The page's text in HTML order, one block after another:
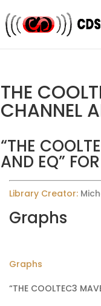
THE
CHANNEL
“THE
AND EQ”
Library Creator:
Graphs
Graphs
“THE COOLTEC3